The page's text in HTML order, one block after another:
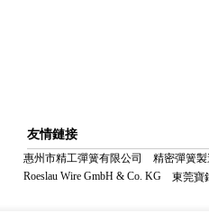
友情鏈接
惠州市精工彈簧有限公司 精密彈簧製
Roeslau Wire GmbH & Co. KG
東莞寶